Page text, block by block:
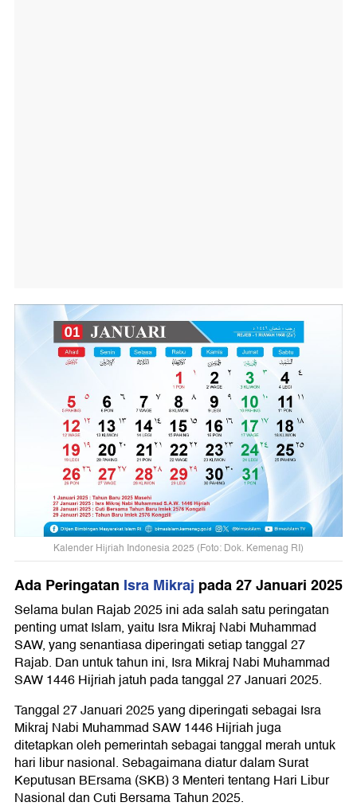
Kalender Hijriah Indonesia 2025 (Foto: Dok. Kemenag RI)
Ada Peringatan Isra Mikraj pada 27 Januari 2025
Selama bulan Rajab 2025 ini ada salah satu peringatan
penting umat Islam, yaitu Isra Mikraj Nabi Muhammad
SAW, yang senantiasa diperingati setiap tanggal 27
Rajab. Dan untuk tahun ini, Isra Mikraj Nabi Muhammad
SAW 1446 Hijriah jatuh pada tanggal 27 Januari 2025.
Tanggal 27 Januari 2025 yang diperingati sebagai Isra
Mikraj Nabi Muhammad SAW 1446 Hijriah juga
ditetapkan oleh pemerintah sebagai tanggal merah untuk
hari libur nasional. Sebagaimana diatur dalam Surat
Keputusan BErsama (SKB) 3 Menteri tentang Hari Libur
Nasional dan Cuti Bersama Tahun 2025.